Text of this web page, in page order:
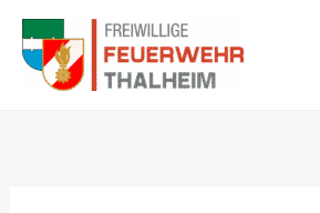
Zum
Inhalt
springen